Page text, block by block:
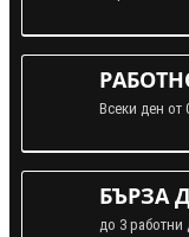
Всеки ден от
БЪРЗА
до 3 работни